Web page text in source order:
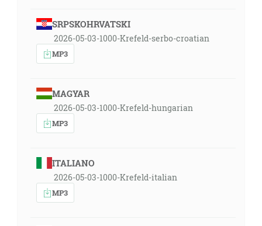
SRPSKOHRVATSKI
2026-05-03-1000-Krefeld-serbo-croatian
MP3
MAGYAR
2026-05-03-1000-Krefeld-hungarian
MP3
ITALIANO
2026-05-03-1000-Krefeld-italian
MP3